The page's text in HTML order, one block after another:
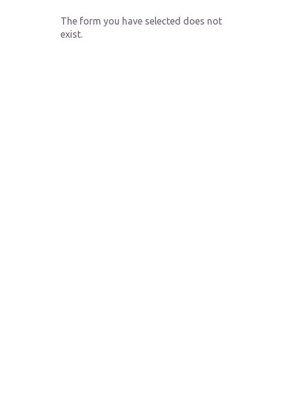
The form you have selected does not
exist.